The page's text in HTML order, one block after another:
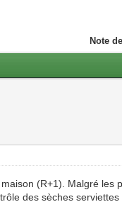
Note
(R+1). Malgré les
des sèches